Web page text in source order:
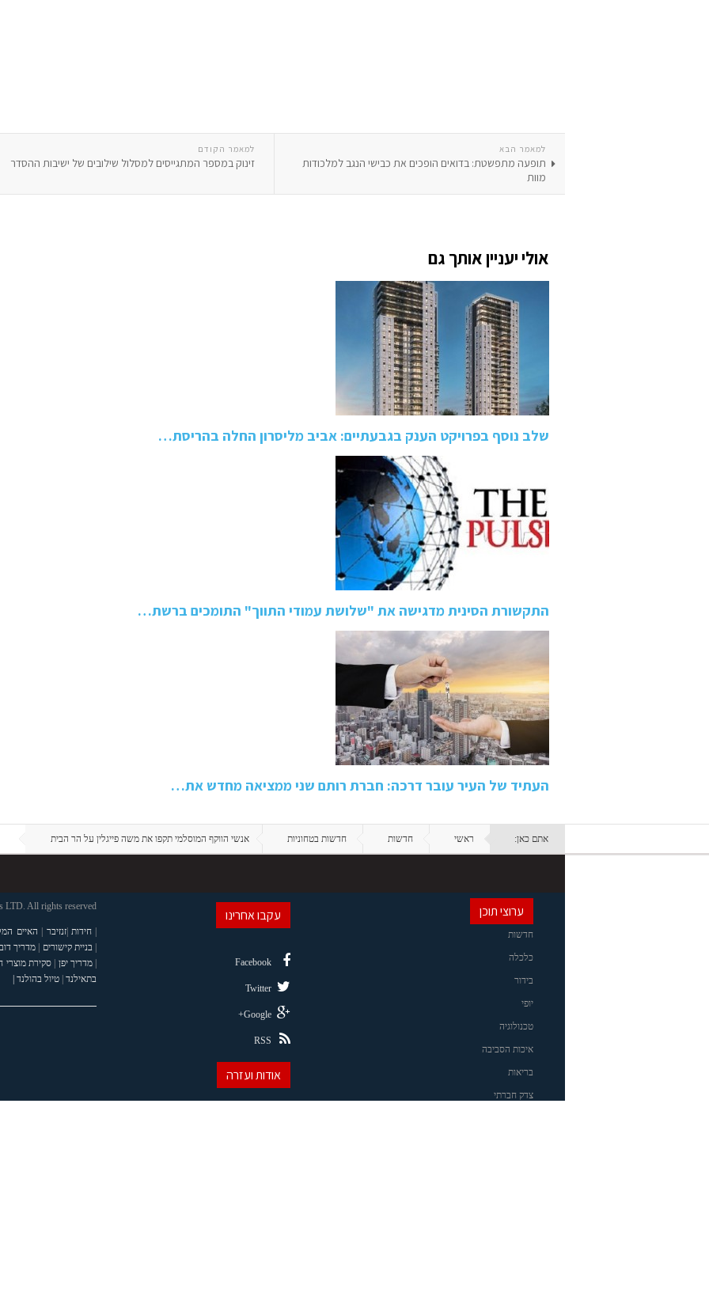
למאמר הקודם
זינוק במספר המתגייסים למסלול שילובים של ישיבות ההסדר
למאמר הבא
תופעה מתפשטת: בדואים הופכים את כבישי הנגב למלכודות
מוות
אולי יעניין אותך גם
שלב נוסף בפרויקט הענק בגבעתיים: אביב מליסרון החלה בהריסת…
התקשורת הסינית מדגישה את "שלושת עמודי התווך" התומכים ברשת…
העתיד של העיר עובר דרכה: חברת רותם שני ממציאה מחדש את…
אתם כאן: ראשי חדשות חדשות בטחוניות אנשי הווקף המוסלמי תקפו את משה פייגלין על הר הבית
ערוצי תוכן
חדשות
כלכלה
בידור
יופי
טכנולוגיה
איכות הסביבה
בריאות
צדק חברתי
עקבו אחרינו
Facebook
Twitter
Google+
RSS
אודות ועזרה
LTD. All rights reserved
| חידות |זנזיבר | האיים
| בניית קישורים |מדריך
| מדריך יפן |סקירת
בתאילנד| טיול בהולנד |